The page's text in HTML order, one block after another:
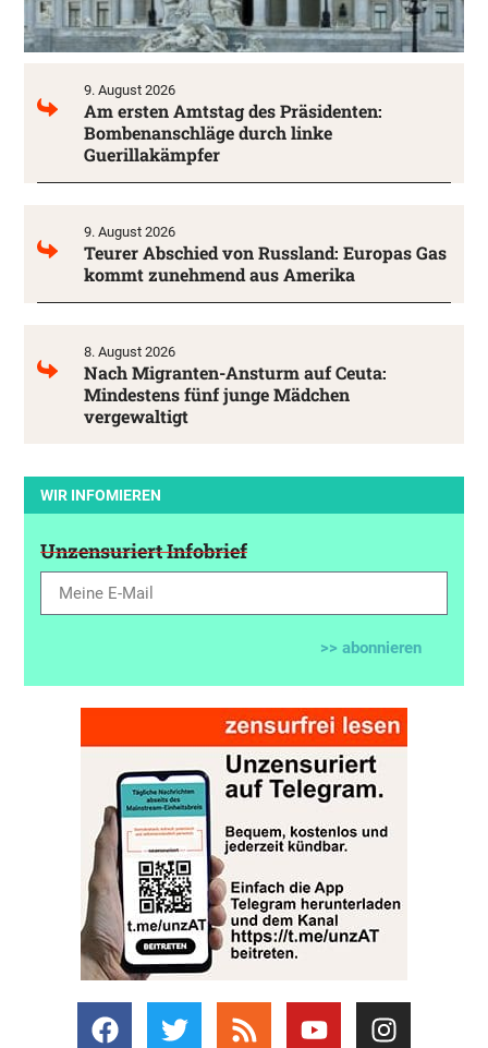
9. August 2026
Am ersten Amtstag des Präsidenten:
Bombenanschläge durch linke
Guerillakämpfer
9. August 2026
Teurer Abschied von Russland: Europas Gas
kommt zunehmend aus Amerika
8. August 2026
Nach Migranten-Ansturm auf Ceuta:
Mindestens fünf junge Mädchen
vergewaltigt
WIR INFOMIEREN
Unzensuriert Infobrief
>> abonnieren